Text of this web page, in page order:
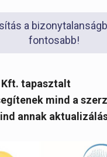
a
fontosabb!
Kft. tapasztalt
mind a
annak